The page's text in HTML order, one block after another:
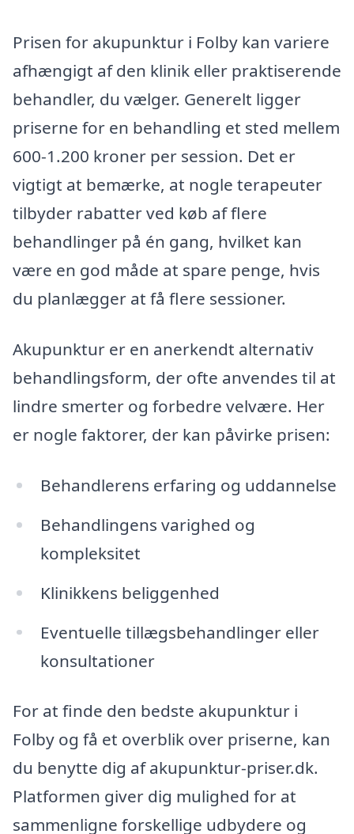
Prisen for akupunktur i Folby kan variere
afhængigt af den klinik eller praktiserende
behandler, du vælger. Generelt ligger
priserne for en behandling et sted mellem
600-1.200 kroner per session. Det er
vigtigt at bemærke, at nogle terapeuter
tilbyder rabatter ved køb af flere
behandlinger på én gang, hvilket kan
være en god måde at spare penge, hvis
du planlægger at få flere sessioner.
Akupunktur er en anerkendt alternativ
behandlingsform, der ofte anvendes til at
lindre smerter og forbedre velvære. Her
er nogle faktorer, der kan påvirke prisen:
Behandlerens erfaring og uddannelse
Behandlingens varighed og
kompleksitet
Klinikkens beliggenhed
Eventuelle tillægsbehandlinger eller
konsultationer
For at finde den bedste akupunktur i
Folby og få et overblik over priserne, kan
du benytte dig af akupunktur-priser.dk.
Platformen giver dig mulighed for at
sammenligne forskellige udbydere og